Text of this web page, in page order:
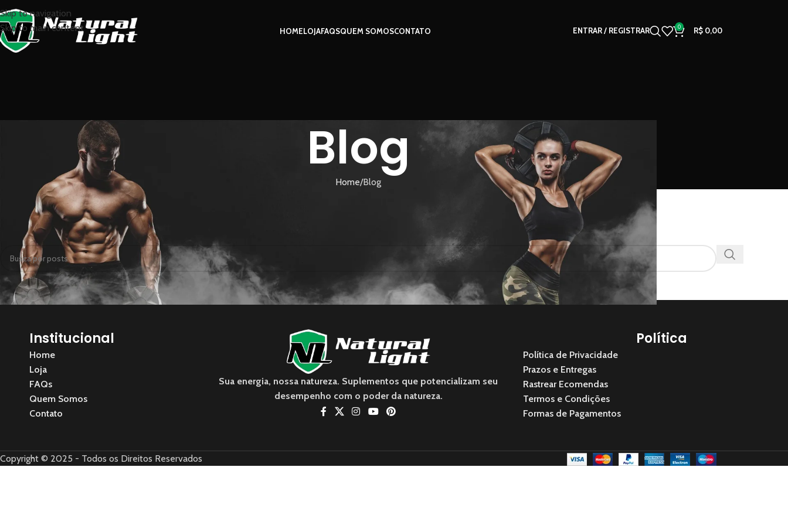
Skip to navigation
Skip to main content
HOMELOJAFAQSQUEM SOMOSCONTATO ENTRAR / REGISTRAR 0 R$ 0,00
Blog
Home Blog
Nada encontrado
Desculpas, mas nenhum resultado foi encontrado. Talvez a pesquisa ajude a encontrar um post relacionado.
Institucional
Home
Loja
FAQs
Quem Somos
Contato
Sua energia, nossa natureza. Suplementos que potencializam seu
desempenho com o poder da natureza.
Política
Política de Privacidade
Prazos e Entregas
Rastrear Ecomendas
Termos e Condições
Formas de Pagamentos
Copyright © 2025 - Todos os Direitos Reservados